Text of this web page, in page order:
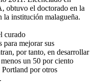
obtuvo el doctorado en la
la institución malagueña.
curado
para mejorar sus
por tanto, en desarrollar
un 50 por ciento
Portland por otros